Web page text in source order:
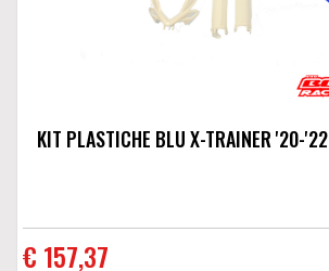
KIT PLASTICHE BLU X-TRAINER '20-'22
€ 157,37